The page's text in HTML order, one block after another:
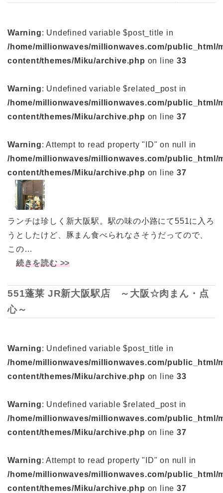
Warning: Undefined variable $post_title in
/home/millionwaves/millionwaves.com/public_html/
content/themes/Miku/archive.php on line33
Warning: Undefined variable $related_post in
/home/millionwaves/millionwaves.com/public_html/
content/themes/Miku/archive.php on line37
Warning: Attempt to read property "ID" on null in
/home/millionwaves/millionwaves.com/public_html/
content/themes/Miku/archive.php on line37
ランチは珍しく新大阪駅。駅の味の小路にて551に入ろ
うとしたけど、豚まん食べられなさそうだってので、
この…
続きを読む >>
551蓬莱 JR新大阪駅店 ～大阪☆肉まん・点
心～
Warning: Undefined variable $post_title in
/home/millionwaves/millionwaves.com/public_html/
content/themes/Miku/archive.php on line33
Warning: Undefined variable $related_post in
/home/millionwaves/millionwaves.com/public_html/
content/themes/Miku/archive.php on line37
Warning: Attempt to read property "ID" on null in
/home/millionwaves/millionwaves.com/public_html/
content/themes/Miku/archive.php on line37